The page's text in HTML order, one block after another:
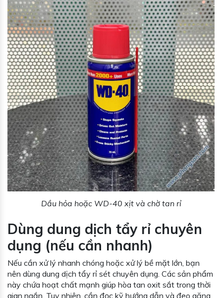
Dầu hỏa hoặc WD-40 xịt và chờ tan rỉ
Dùng dung dịch tẩy rỉ chuyên
dụng (nếu cần nhanh)
Nếu cần xử lý nhanh chóng hoặc xử lý bề mặt lớn, bạn
nên dùng dung dịch tẩy rỉ sét chuyên dụng. Các sản phẩm
này chứa hoạt chất mạnh giúp hòa tan oxit sắt trong thời
gian ngắn. Tuy nhiên, cần đọc kỹ hướng dẫn và đeo găng